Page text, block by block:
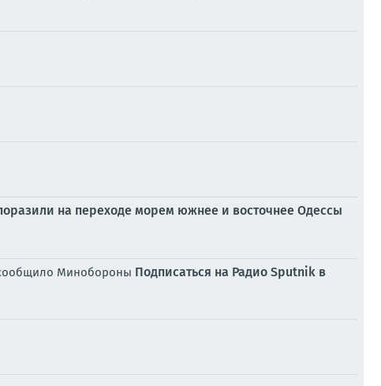
на переходе морем южнее и восточнее Одессы
сообщило Минобороны Подписаться на Радио Sputnik в